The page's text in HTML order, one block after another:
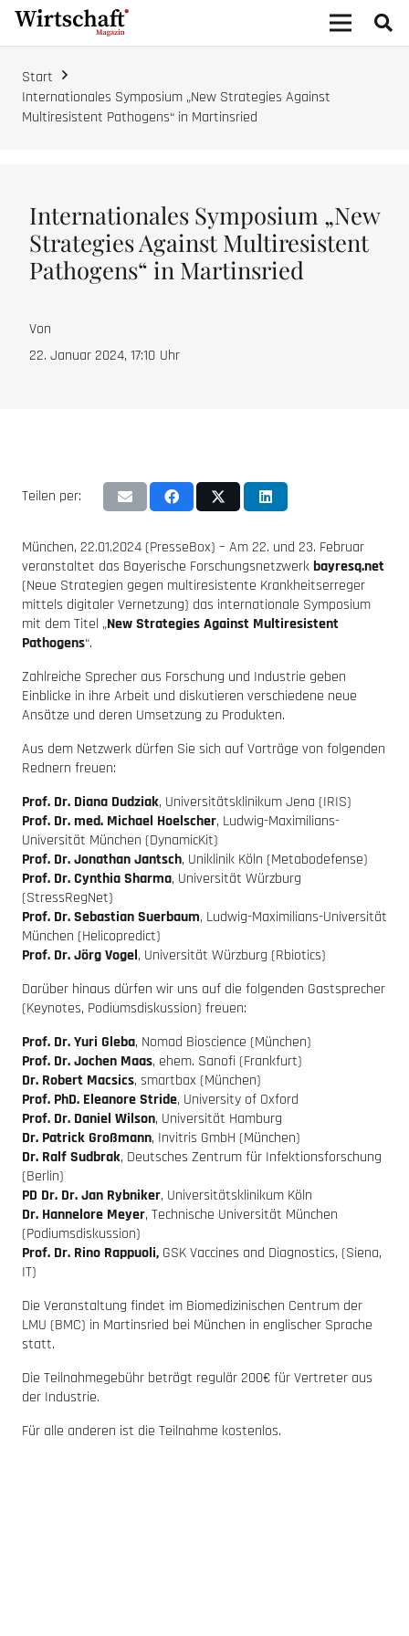
Start
Internationales Symposium „New Strategies Against
Multiresistent Pathogens“ in Martinsried
Internationales Symposium „New
Strategies Against Multiresistent
Pathogens“ in Martinsried
Von
22. Januar 2024, 17:10 Uhr
Teilen per:
München, 22.01.2024 (PresseBox) – Am 22. und 23. Februar
veranstaltet das Bayerische Forschungsnetzwerkbayresq.net
(Neue Strategien gegen multiresistente Krankheitserreger
mittels digitaler Vernetzung) das internationale Symposium
mit dem Titel „New Strategies Against Multiresistent
Pathogens“.
Zahlreiche Sprecher aus Forschung und Industrie geben
Einblicke in ihre Arbeit und diskutieren verschiedene neue
Ansätze und deren Umsetzung zu Produkten.
Aus dem Netzwerk dürfen Sie sich auf Vorträge von folgenden
Rednern freuen:
Prof. Dr. Diana Dudziak, Universitätsklinikum Jena (IRIS)
Prof. Dr. med. Michael Hoelscher, Ludwig-Maximilians-
Universität München (DynamicKit)
Prof. Dr. Jonathan Jantsch, Uniklinik Köln (Metabodefense)
Prof. Dr. Cynthia Sharma, Universität Würzburg
(StressRegNet)
Prof. Dr. Sebastian Suerbaum, Ludwig-Maximilians-Universität
München (Helicopredict)
Prof. Dr. Jörg Vogel, Universität Würzburg (Rbiotics)
Darüber hinaus dürfen wir uns auf die folgenden Gastsprecher
(Keynotes, Podiumsdiskussion) freuen:
Prof. Dr. Yuri Gleba, Nomad Bioscience (München)
Prof. Dr. Jochen Maas, ehem. Sanofi (Frankfurt)
Dr. Robert Macsics, smartbax (München)
Prof. PhD. Eleanore Stride, University of Oxford
Prof. Dr. Daniel Wilson, Universität Hamburg
Dr. Patrick Großmann, Invitris GmbH (München)
Dr. Ralf Sudbrak, Deutsches Zentrum für Infektionsforschung
(Berlin)
PD Dr. Dr. Jan Rybniker, Universitätsklinikum Köln
Dr. Hannelore Meyer, Technische Universität München
(Podiumsdiskussion)
Prof. Dr. Rino Rappuoli, GSK Vaccines and Diagnostics, (Siena,
IT)
Die Veranstaltung findet im Biomedizinischen Centrum der
LMU (BMC) in Martinsried bei München in englischer Sprache
statt.
Die Teilnahmegebühr beträgt regulär 200€ für Vertreter aus
der Industrie.
Für alle anderen ist die Teilnahme kostenlos.